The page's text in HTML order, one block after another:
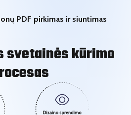
PDF pirkimas ir siuntimas
svetainės kūrimo